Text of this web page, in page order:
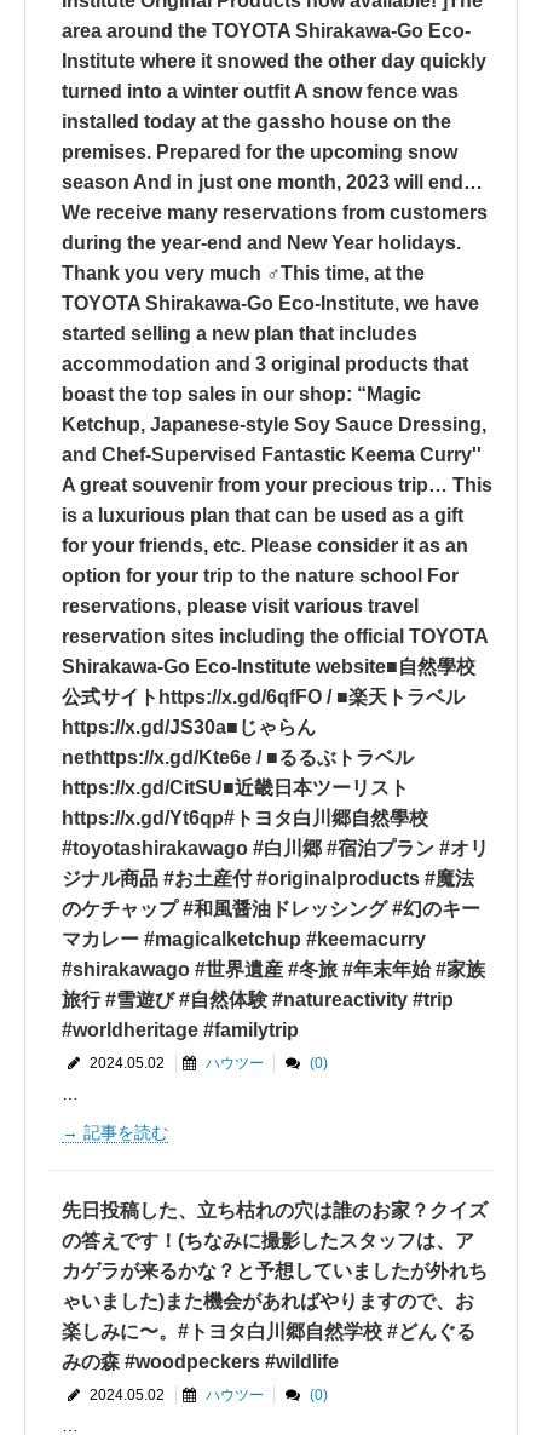
area around the TOYOTA Shirakawa-Go Eco-
Institute where it snowed the other day quickly
turned into a winter outfit A snow fence was
installed today at the gassho house on the
premises. Prepared for the upcoming snow
season And in just one month, 2023 will end…
We receive many reservations from customers
during the year-end and New Year holidays.
Thank you very much ‍♂️This time, at the
TOYOTA Shirakawa-Go Eco-Institute, we have
started selling a new plan that includes
accommodation and 3 original products that
boast the top sales in our shop: “Magic
Ketchup, Japanese-style Soy Sauce Dressing,
and Chef-Supervised Fantastic Keema Curry''
A great souvenir from your precious trip… This
is a luxurious plan that can be used as a gift
for your friends, etc. Please consider it as an
option for your trip to the nature school For
reservations, please visit various travel
reservation sites including the official TOYOTA
Shirakawa-Go Eco-Institute website■自然學校
公式サイトhttps://x.gd/6qfFO / ■楽天トラベル
https://x.gd/JS30a■じゃらん
nethttps://x.gd/Kte6e / ■るるぶトラベル
https://x.gd/CitSU■近畿日本ツーリスト
https://x.gd/Yt6qp#トヨタ白川郷自然學校
#toyotashirakawago #白川郷 #宿泊プラン #オリ
ジナル商品 #お土産付 #originalproducts #魔法
のケチャップ #和風醤油ドレッシング #幻のキー
マカレー #magicalketchup #keemacurry
#shirakawago #世界遺産 #冬旅 #年末年始 #家族
旅行 #雪遊び #自然体験 #natureactivity #trip
#worldheritage #familytrip
2024.05.02 ハウツー (0)
記事を読む
先日投稿した、立ち枯れの穴は誰のお家？クイズ
の答えです！(ちなみに撮影したスタッフは、ア
カゲラが来るかな？と予想していましたが外れち
ゃいました)また機会があればやりますので、お
楽しみに〜。#トヨタ白川郷自然学校 #どんぐる
みの森 #woodpeckers #wildlife
2024.05.02 ハウツー (0)